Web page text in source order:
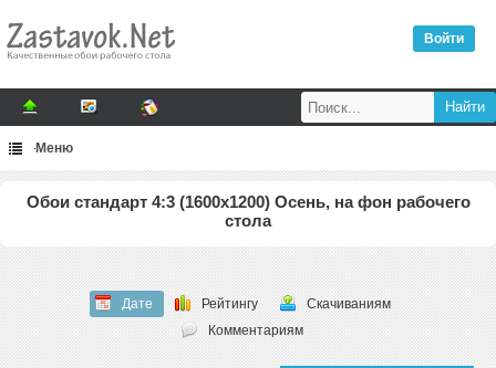
Войти
Меню
Обои стандарт 4:3 (1600x1200) Осень, на фон рабочего
стола
Дате Рейтингу
Скачиваниям
Комментариям